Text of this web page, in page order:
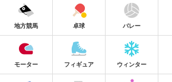
地方競馬 卓球 バレー
モーター フィギュア ウィンター